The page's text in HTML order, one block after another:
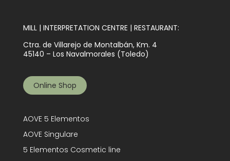
MILL | INTERPRETATION CENTRE | RESTAURANT:
Ctra. de Villarejo de Montalbán, Km. 4
45140 – Los Navalmorales (Toledo)
Online Shop
AOVE 5 Elementos
AOVE Singulare
5 Elementos Cosmetic line